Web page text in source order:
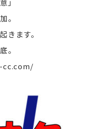
」
。
きます。
。
cc.com/